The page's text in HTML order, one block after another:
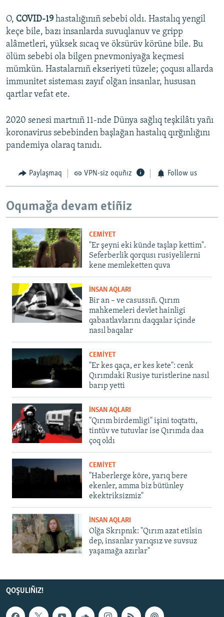
O, COVID-19 hastalığınıñ sebebi oldı. Hastalıq yengil
keçe bile, bazı insanlarda suvuqlanuv ve gripp
alâmetleri, yüksek sıcaq ve öksürüv körüne bile. Bu
ölüm sebebi ola bilgen pnevmoniyağa keçmesi
mümkün. Hastalarnıñ ekseriyeti tüzele; çoqusı allarda
immunitet sisteması zayıf olğan insanlar, hususan
qartlar vefat ete.
2020 senesi martnıñ 11-nde Dünya sağlıq teşkilâtı yañı
koronavirus sebebinden başlağan hastalıq qırğınlığını
pandemiya olaraq tanıdı.
Paylaşmaq VPN-siz oquñız Follow us
Oqumağa devam etiñiz
CEMİYET
"Er şeyni eki künde taşlap kettim".
Seferberlik qorqusı rusiyelilerni
kene memleketten quva
İNSAN AQLARI
Bir an – ve casussıñ. Qırım
mahkemeleri devlet hainligi
qabaatlavlarını daqqalar içinde
nasıl baqalar
CEMİYET
"Er kes qaça, er kes kete": cenk
Qırımdaki Rusiye turistlerine nasıl
barıp yetti
İNSAN AQLARI
"Qırım birdemligi" işini toqtattı,
tintüv ve tutuvlar ise Qırımda daa
çoq oldı
CEMİYET
"Haberlerge köre, yarıq bere
ekenler, amma biz bütünley
ekektriksizmiz"
İNSAN AQLARI
Olğa Skrıpnık: "Qırım azat etilsin
dep, insanlar yarıqsız ve suvsuz
yaşamağa azırlar"
QOŞULIÑIZ!